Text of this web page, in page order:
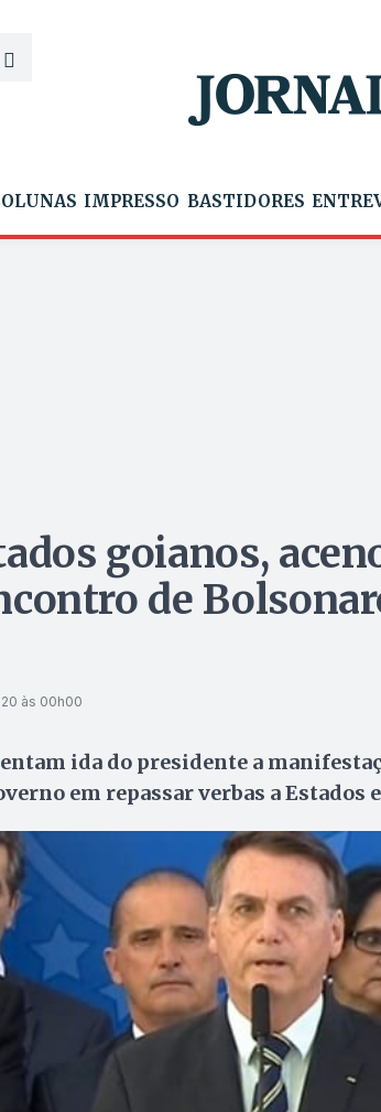
IMPRESSO BASTIDORES
goianos,
de
às 00h00
ida do presidente a
em repassar verbas a Estados